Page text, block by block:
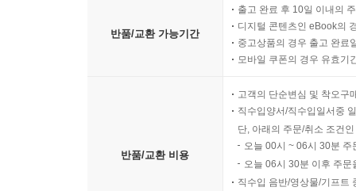
반품/교환 가능기간
출고 완료 후 10일 이내의
디지털 콘텐츠인 eBook의
중고상품의 경우 출고 완료
모바일 쿠폰의 경우 유효기
반품/교환 비용
고객의 단순변심 및 착오구
직수입양서/직수입일서중
단, 아래의 주문/취소 조건
오늘 00시 ~ 06시 30분
오늘 06시 30분 이후 주
직수입 음반/영상물/기프트